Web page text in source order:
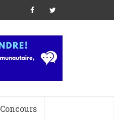
Concours